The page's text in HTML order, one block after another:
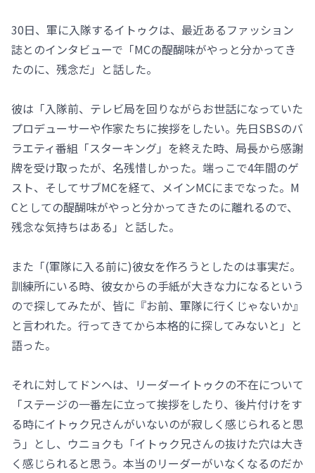
30日、軍に入隊するイトゥクは、最近あるファッション
誌とのインタビューで「MCの醍醐味がやっと分かってき
たのに、残念だ」と話した。
彼は「入隊前、テレビ局を回りながらお世話になっていた
プロデューサーや作家たちに挨拶をしたい。先日SBSのバ
ラエティ番組「スターキング」を終えた時、局長から感謝
牌を受け取ったが、名残惜しかった。端っこで4年間のゲ
スト、そしてサブMCを経て、メインMCにまでなった。M
Cとしての醍醐味がやっと分かってきたのに離れるので、
残念な気持ちはある」と話した。
また「(軍隊に入る前に)彼女を作ろうとしたのは事実だ。
訓練所にいる時、彼女からの手紙が大きな力になるという
ので探してみたが、皆に『お前、軍隊に行くじゃないか』
と言われた。行ってきてから本格的に探してみないと」と
語った。
それに対してドンヘは、リーダーイトゥクの不在について
「ステージの一番左に立って挨拶をしたり、後片付けをす
る時にイトゥク兄さんがいないのが寂しく感じられると思
う」とし、ウニョクも「イトゥク兄さんの抜けた穴は大き
く感じられると思う。本当のリーダーがいなくなるのだか